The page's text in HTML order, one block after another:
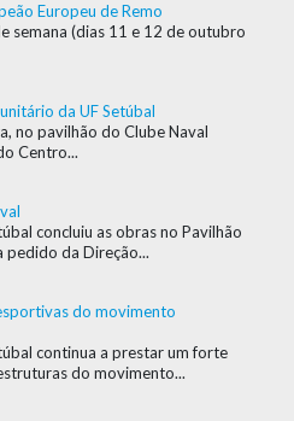
Europeu de Remo
semana (dias 11 e 12 de outubro
da UF Setúbal
no pavilhão do Clube Naval
Centro...
concluiu as obras no Pavilhão
pedido da Direção...
do movimento
continua a prestar um forte
do movimento...